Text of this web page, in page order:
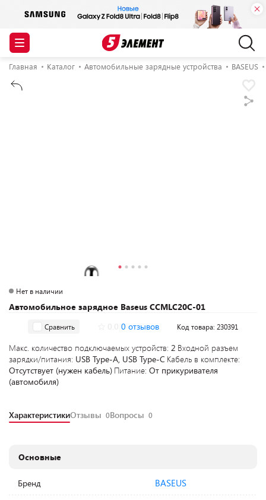
Главная Каталог Автомобильные зарядные устройства BASEUS
Автомобильное зарядное Baseus CCMLC20C-01
Нет в наличии
Сравнить 0 отзывов Код товара: 230391
Макс. количество подключаемых устройств: 2 Входной разъем
зарядки/питания: USB Type-A, USB Type-C Кабель в комплекте:
Отсутствует (нужен кабель) Питание: От прикуривателя
(автомобиля)
ХарактеристикиОтзывы 0Вопросы 0
Основные
Бренд BASEUS